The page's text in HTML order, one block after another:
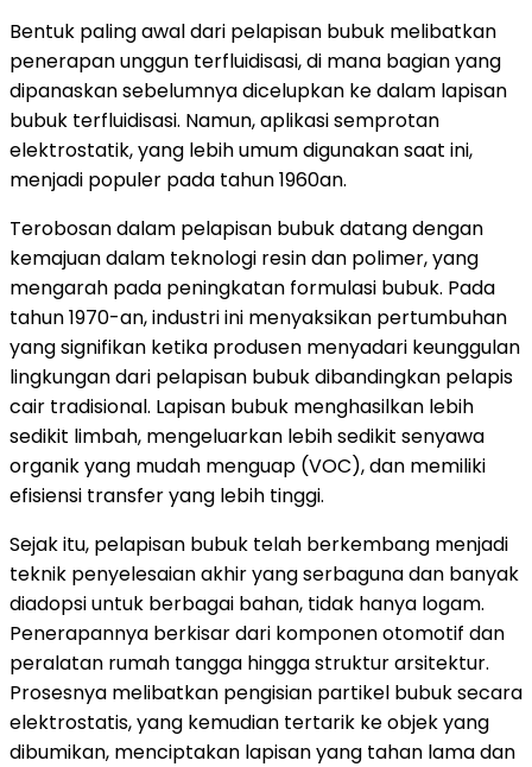
Bentuk paling awal dari pelapisan bubuk melibatkan
penerapan unggun terfluidisasi, di mana bagian yang
dipanaskan sebelumnya dicelupkan ke dalam lapisan
bubuk terfluidisasi. Namun, aplikasi semprotan
elektrostatik, yang lebih umum digunakan saat ini,
menjadi populer pada tahun 1960an.
Terobosan dalam pelapisan bubuk datang dengan
kemajuan dalam teknologi resin dan polimer, yang
mengarah pada peningkatan formulasi bubuk. Pada
tahun 1970-an, industri ini menyaksikan pertumbuhan
yang signifikan ketika produsen menyadari keunggulan
lingkungan dari pelapisan bubuk dibandingkan pelapis
cair tradisional. Lapisan bubuk menghasilkan lebih
sedikit limbah, mengeluarkan lebih sedikit senyawa
organik yang mudah menguap (VOC), dan memiliki
efisiensi transfer yang lebih tinggi.
Sejak itu, pelapisan bubuk telah berkembang menjadi
teknik penyelesaian akhir yang serbaguna dan banyak
diadopsi untuk berbagai bahan, tidak hanya logam.
Penerapannya berkisar dari komponen otomotif dan
peralatan rumah tangga hingga struktur arsitektur.
Prosesnya melibatkan pengisian partikel bubuk secara
elektrostatis, yang kemudian tertarik ke objek yang
dibumikan, menciptakan lapisan yang tahan lama dan